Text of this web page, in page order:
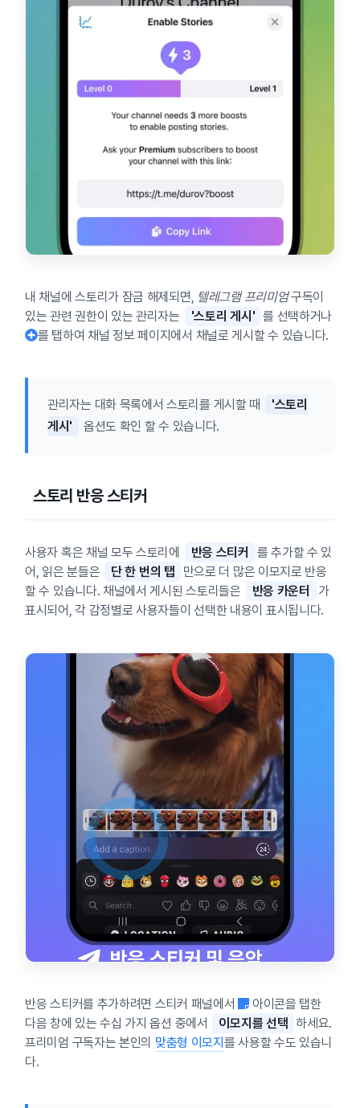
내 채널에 스토리가 잠금 해제되면, 텔레그램 프리미엄구독이
있는 관련 권한이 있는 관리자는
'스토리 게시' 를 선택하거나
를 탭하여 채널 정보 페이지에서 채널로 게시할 수 있습니다.
관리자는 대화 목록에서 스토리를 게시할 때
'스토리
게시'
옵션도 확인 할 수 있습니다.
스토리 반응 스티커
사용자 혹은 채널 모두 스토리에 반응 스티커
를 추가할 수 있
어, 읽은 분들은
단 한 번의 탭
만으로 더 많은 이모지로 반응
할 수 있습니다. 채널에서 게시된 스토리들은
반응 카운터
가
표시되어, 각 감정별로 사용자들이 선택한 내용이 표시됩니다.
반응 스티커를 추가하려면 스티커 패널에서
아이콘을 탭한
다음 창에 있는 수십 가지 옵션 중에서
이모지를 선택 하세요.
프리미엄 구독자는 본인의 맞춤형 이모지 를 사용할 수도 있습니
다.